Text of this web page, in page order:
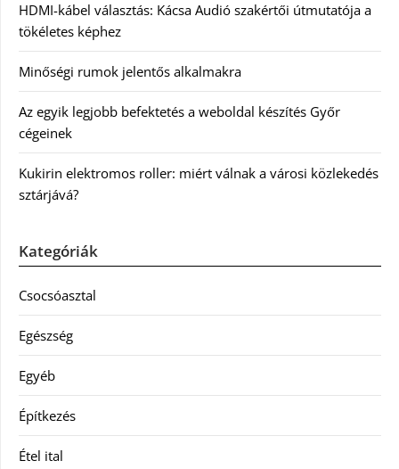
HDMI-kábel választás: Kácsa Audió szakértői útmutatója a
tökéletes képhez
Minőségi rumok jelentős alkalmakra
Az egyik legjobb befektetés a weboldal készítés Győr
cégeinek
Kukirin elektromos roller: miért válnak a városi közlekedés
sztárjává?
Kategóriák
Csocsóasztal
Egészség
Egyéb
Építkezés
Étel ital